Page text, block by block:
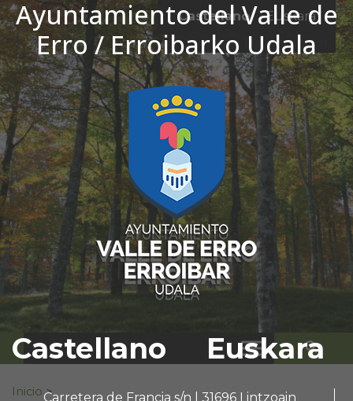
Ayuntamiento del Valle de
Erro / Erroibarko Udala
Castellano Euskara
Carretera de Francia s/n | 31696 Lintzoain
Ir al contenido
Castellano
Euskara
El tiempo - Tutiempo.net
Buscar:
Inicio >